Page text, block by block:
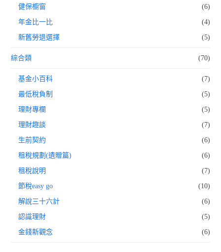
健保櫥窗 (6)
年金比一比 (4)
新舊勞退選擇 (5)
綜合類 (70)
基金小百科 (7)
最低稅負制 (5)
理財專欄 (5)
理財趣談 (7)
生前契約 (6)
租稅規劃(遺贈篇) (6)
租稅說明 (7)
節稅easy go (10)
解說三十六計 (6)
認識理財 (5)
金錢新觀念 (6)